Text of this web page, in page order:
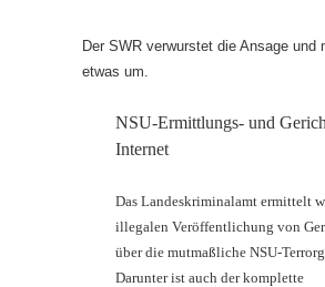
Der SWR verwurstet die Ansage und
etwas um.
NSU-Ermittlungs- und
Internet
Das Landeskriminalamt ermittelt
illegalen Veröffentlichung von
über die mutmaßliche NSU-
Darunter ist auch der komplette